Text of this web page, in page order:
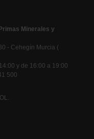
Minerales y
- Cehegín Murcia (
y de 16:00 a 19:00
500